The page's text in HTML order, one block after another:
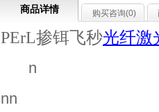
商品详情 购买咨询(0)
PErL掺铒飞秒光纤激
n
nn